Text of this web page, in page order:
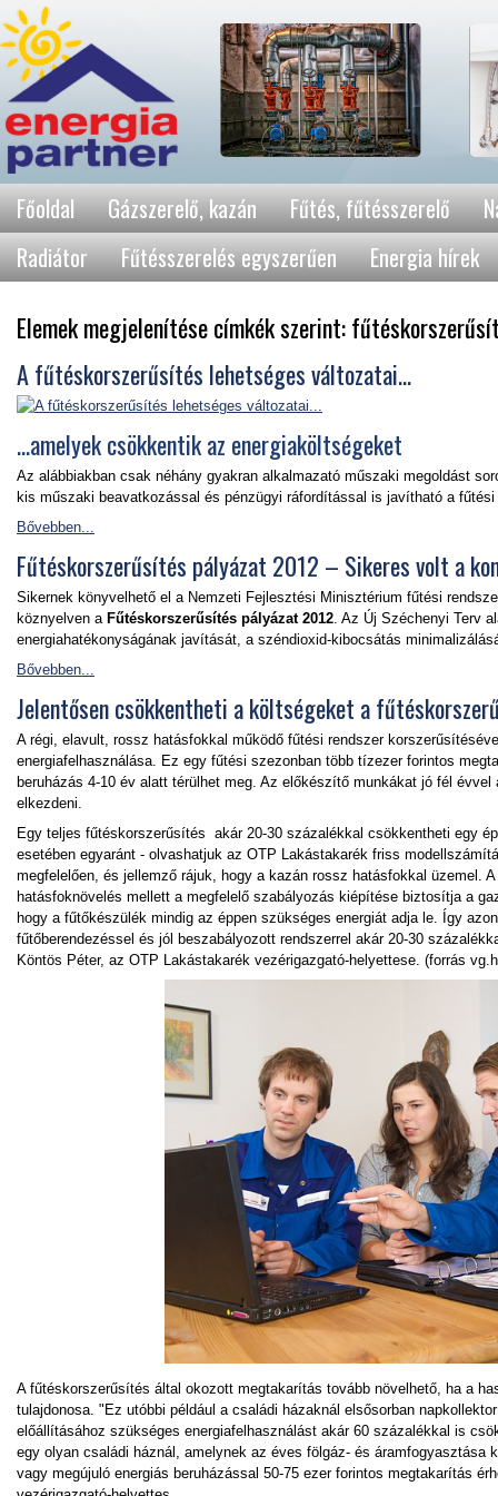
Főoldal Gázszerelő, kazán Fűtés, fűtésszerelő
Radiátor
Fűtésszerelés egyszerűen Energia hírek
Elemek megjelenítése címkék szerint:
A fűtéskorszerűsítés lehetséges változatai...
...amelyek csökkentik az energiaköltségeket
Az alábbiakban csak néhány gyakran alkalmazató műszaki megoldást
kis műszaki beavatkozással és pénzügyi ráfordítással is javítható a
Bővebben...
Fűtéskorszerűsítés pályázat 2012 – Sikeres volt a
Sikernek könyvelhető el a Nemzeti Fejlesztési Minisztérium fűtési
köznyelven a Fűtéskorszerűsítés pályázat 2012. Az Új Széchenyi Terv
energiahatékonyságának javítását, a széndioxid-kibocsátás
Bővebben...
Jelentősen csökkentheti a költségeket a
A régi, elavult, rossz hatásfokkal működő fűtési rendszer
energiafelhasználása. Ez egy fűtési szezonban több tízezer forintos
beruházás 4-10 év alatt térülhet meg. Az előkészítő munkákat jó fél
elkezdeni.
Egy teljes fűtéskorszerűsítés akár 20-30 százalékkal csökkentheti egy
esetében egyaránt - olvashatjuk az OTP Lakástakarék friss
megfelelően, és jellemző rájuk, hogy a kazán rossz hatásfokkal üzemel.
hatásfoknövelés mellett a megfelelő szabályozás kiépítése biztosítja a
hogy a fűtőkészülék mindig az éppen szükséges energiát adja le. Így
fűtőberendezéssel és jól beszabályozott rendszerrel akár 20-30
Köntös Péter, az OTP Lakástakarék vezérigazgató-helyettese. (forrás
A fűtéskorszerűsítés által okozott megtakarítás tovább növelhető, ha a
tulajdonosa. "Ez utóbbi például a családi házaknál elsősorban
előállításához szükséges energiafelhasználást akár 60 százalékkal is
egy olyan családi háznál, amelynek az éves fölgáz- és áramfogyasztása
vagy megújuló energiás beruházással 50-75 ezer forintos megtakarítás